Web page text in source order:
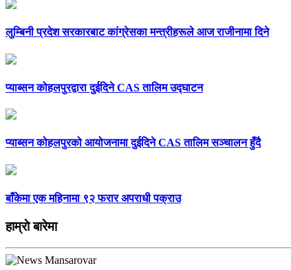
लुम्बिनी प्रदेश सरकारबाट कांग्रेसका मन्त्रीहरूले आज राजीनामा दिने
प्याब्सन कोहलपुरद्वारा दुईदिने CAS तालिम उद्घाटन
प्याब्सन कोहलपुरको आयोजनामा दुईदिने CAS तालिम सञ्चालन हुँदै
बाँकेमा एक महिनामा ९२ फरार अपराधी पक्राउ
हाम्राे बारेमा